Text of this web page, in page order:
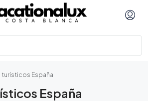
España
España